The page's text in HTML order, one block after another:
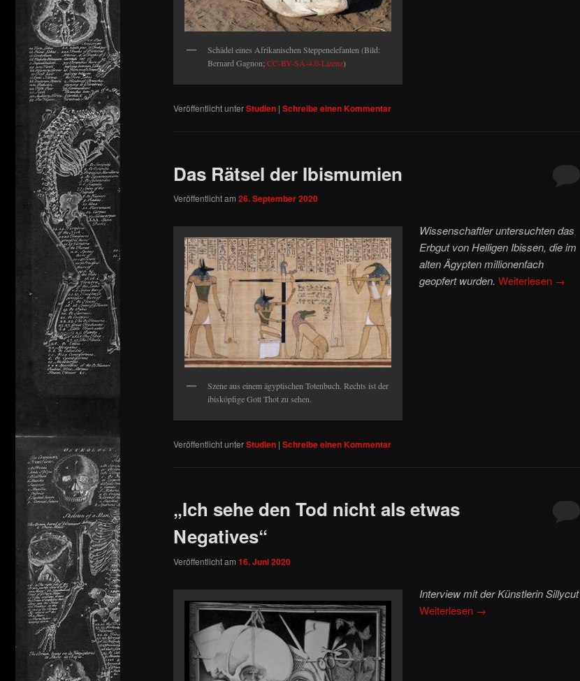
Schädel eines Afrikanischen Steppenelefanten (Bild:
Bernard Gagnon;CC-BY-SA-4.0-Lizenz)
Veröffentlicht unterStudien | Schreibe einen Kommentar
Das Rätsel der Ibismumien
Veröffentlicht am 26. September 2020
Szene aus einem ägyptischen Totenbuch. Rechts ist der
ibisköpfige Gott Thot zu sehen.
Wissenschaftler untersuchten das
Erbgut von Heiligen Ibissen, die im
alten Ägypten millionenfach
geopfert wurden. Weiterlesen →
Veröffentlicht unterStudien | Schreibe einen Kommentar
„Ich sehe den Tod nicht als etwas
Negatives“
Veröffentlicht am 16. Juni 2020
Interview mit der Künstlerin Sillycut
Weiterlesen →